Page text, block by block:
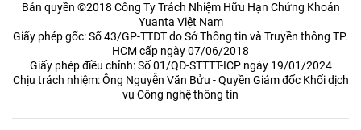
Bản quyền ©2018 Công Ty Trách Nhiệm Hữu Hạn Chứng Khoán
Yuanta Việt Nam
Giấy phép gốc: Số 43/GP-TTĐT do Sở Thông tin và Truyền thông TP.
HCM cấp ngày 07/06/2018
Giấy phép điều chỉnh: Số 01/QĐ-STTTT-ICP ngày 19/01/2024
Chịu trách nhiệm: Ông Nguyễn Văn Bửu - Quyền Giám đốc Khối dịch
vụ Công nghệ thông tin